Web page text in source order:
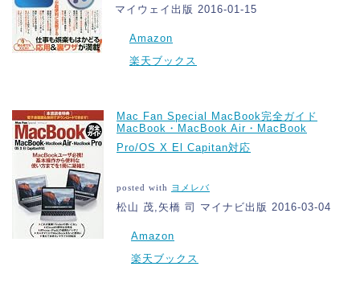
マイウェイ出版 2016-01-15
Amazon
楽天ブックス
Mac Fan Special MacBook完全ガイド
MacBook・MacBook Air・MacBook
Pro/OS X El Capitan対応
posted with ヨメレバ
松山 茂,矢橋 司 マイナビ出版 2016-03-04
Amazon
楽天ブックス